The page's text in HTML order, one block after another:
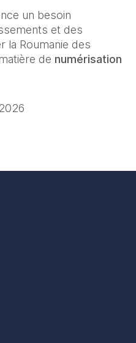
un besoin
et des
la Roumanie des
de numérisation